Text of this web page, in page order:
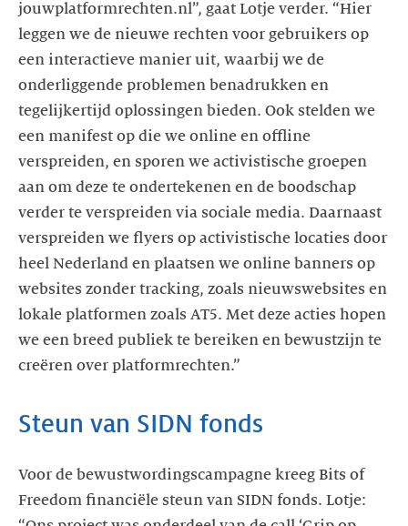
jouwplatformrechten.nl”, gaat Lotje verder. “Hier
leggen we de nieuwe rechten voor gebruikers op
een interactieve manier uit, waarbij we de
onderliggende problemen benadrukken en
tegelijkertijd oplossingen bieden. Ook stelden we
een manifest op die we online en offline
verspreiden, en sporen we activistische groepen
aan om deze te ondertekenen en de boodschap
verder te verspreiden via sociale media. Daarnaast
verspreiden we flyers op activistische locaties door
heel Nederland en plaatsen we online banners op
websites zonder tracking, zoals nieuwswebsites en
lokale platformen zoals AT5. Met deze acties hopen
we een breed publiek te bereiken en bewustzijn te
creëren over platformrechten.”
Steun van SIDN fonds
Voor de bewustwordingscampagne kreeg Bits of
Freedom financiële steun van SIDN fonds. Lotje: